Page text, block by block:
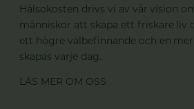
Hälsokosten drivs vi av vår vision
människor att skapa ett friskare liv
ett högre välbefinnande och en
skapas varje dag.
LÄS MER OM OSS